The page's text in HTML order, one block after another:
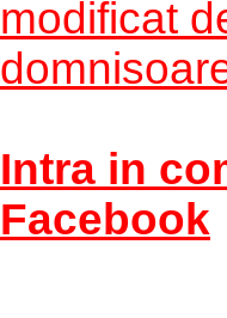
modificat
Intra in
Facebook